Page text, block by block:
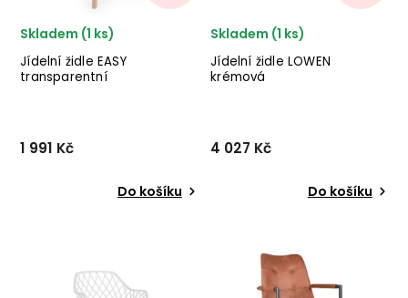
Jídelní židle EASY
transparentní
Skladem (1 ks)
1 991 Kč
Do košíku
kombinaci bukových nohou
a průhledného sedáku.
Jídelní židle LOWEN
krémová
Skladem (1 ks)
4 027 Kč
Do košíku
výrobce industriálního
nábytku LABEL51 v
kombinaci černých